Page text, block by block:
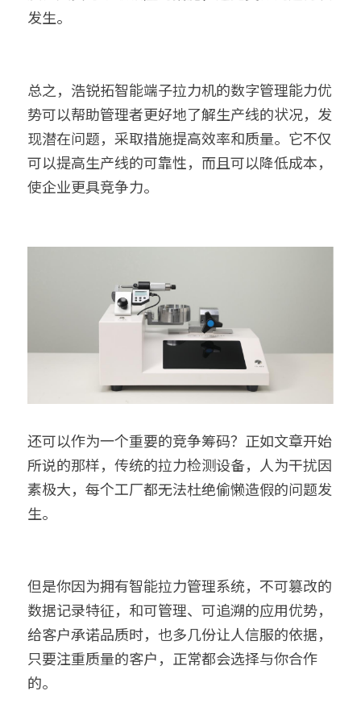
发生。
总之，浩锐拓智能端子拉力机的数字管理能力优
势可以帮助管理者更好地了解生产线的状况，发
现潜在问题，采取措施提高效率和质量。它不仅
可以提高生产线的可靠性，而且可以降低成本，
使企业更具竞争力。
还可以作为一个重要的竞争筹码？正如文章开始
所说的那样，传统的拉力检测设备，人为干扰因
素极大，每个工厂都无法杜绝偷懒造假的问题发
生。
但是你因为拥有智能拉力管理系统，不可篡改的
数据记录特征，和可管理、可追溯的应用优势，
给客户承诺品质时，也多几份让人信服的依据，
只要注重质量的客户，正常都会选择与你合作
的。